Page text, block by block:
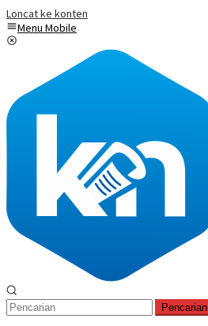
Loncat ke konten
Menu Mobile
Pencarian